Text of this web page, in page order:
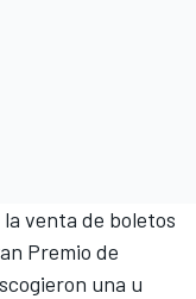
venta de boletos
Premio de
una u